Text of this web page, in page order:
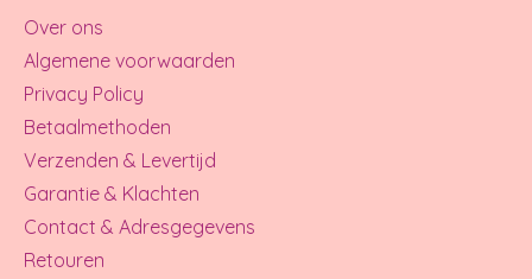
Over ons
Algemene voorwaarden
Privacy Policy
Betaalmethoden
Verzenden & Levertijd
Garantie & Klachten
Contact & Adresgegevens
Retouren